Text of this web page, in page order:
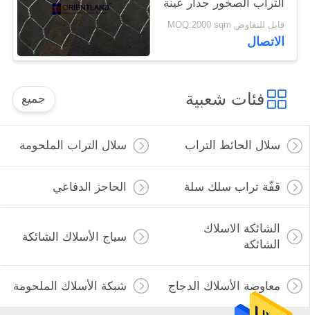
التراب الصخور جدار عينة
مجانية
قابل للتفاوض MOQ:2000 sqm
الاتصال
فئات شعبية جميع
سلال الحائط التراب سلال التراب الملحومة
قفّة تراب سلك سلة الحاجز الدفاعي
الشائكة الاسلاك
الشائكة
سياج الأسلاك الشائكة
معاوضة الأسلاك الدجاج شبكة الأسلاك الملحومة